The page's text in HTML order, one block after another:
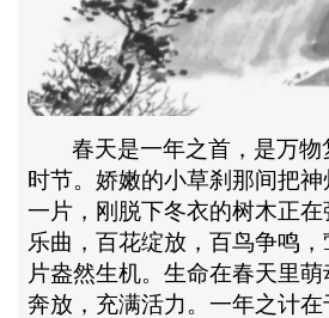
春天是一年之首，是万
时节。娇嫩的小草刹那间把
一片，刚脱下冬衣的树木正
乐曲，百花绽放，百鸟争鸣
片盎然生机。生命在春天里
奔放，充满活力。一年之计